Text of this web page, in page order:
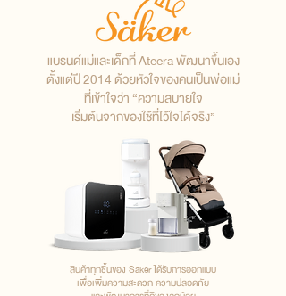
แบรนด์แม่และเด็กที่ Ateera พัฒนาขึ้นเอง
ตั้งแต่ปี 2014 ด้วยหัวใจของคนเป็นพ่อแม่
ที่เข้าใจว่า “ความสบายใจ
เริ่มต้นจากของใช้ที่ไว้ใจได้จริง”
สินค้าทุกชิ้นของ Saker ได้รับการออกแบบ
เพื่อเพิ่มความสะดวก ความปลอดภัย